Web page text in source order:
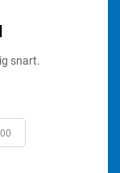
snart.